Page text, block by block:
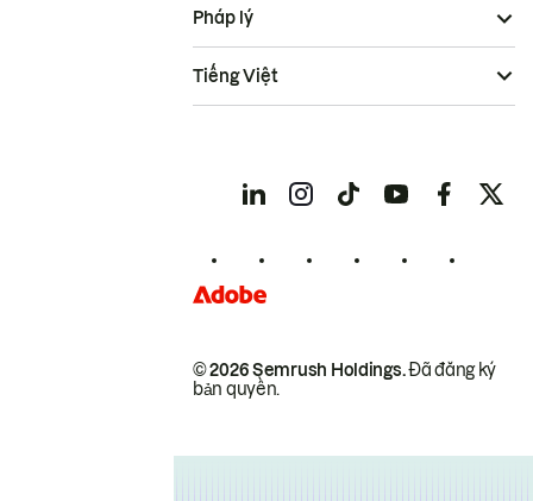
© 2026 Semrush Holdings.Đã đăng ký
bản quyền.
Pháp lý
Tiếng Việt